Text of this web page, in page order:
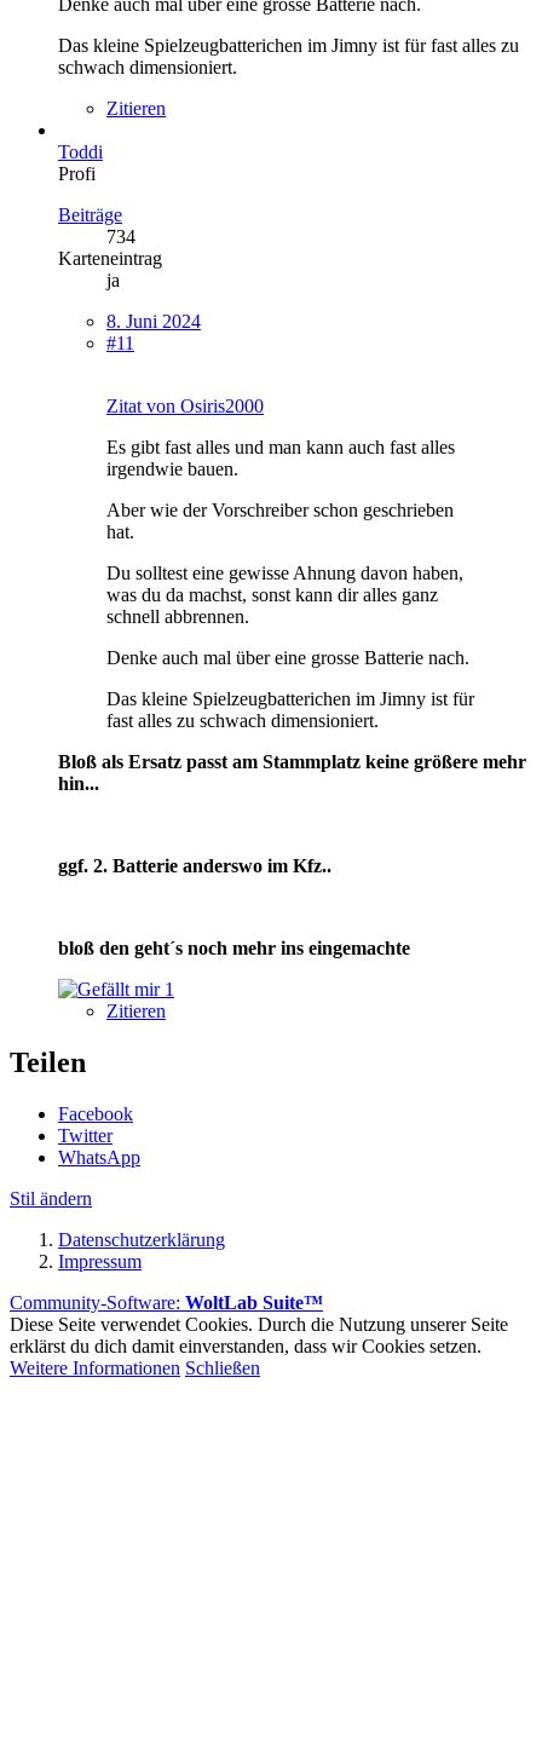
Das kleine Spielzeugbatterichen im Jimny ist für fast alles zu
schwach dimensioniert.
Zitieren
Toddi
Profi
Beiträge
734
Karteneintrag
ja
8. Juni 2024
#11
Zitat von Osiris2000
Es gibt fast alles und man kann auch fast alles
irgendwie bauen.
Aber wie der Vorschreiber schon geschrieben
hat.
Du solltest eine gewisse Ahnung davon haben,
was du da machst, sonst kann dir alles ganz
schnell abbrennen.
Denke auch mal über eine grosse Batterie nach.
Das kleine Spielzeugbatterichen im Jimny ist für
fast alles zu schwach dimensioniert.
Bloß als Ersatz passt am Stammplatz keine größere mehr
hin...
ggf. 2. Batterie anderswo im Kfz..
bloß den geht´s noch mehr ins eingemachte
1
Zitieren
Teilen
Facebook
Twitter
WhatsApp
Stil ändern
Datenschutzerklärung
Impressum
Community-Software: WoltLab Suite™
Diese Seite verwendet Cookies. Durch die Nutzung unserer Seite
erklärst du dich damit einverstanden, dass wir Cookies setzen.
Weitere Informationen Schließen